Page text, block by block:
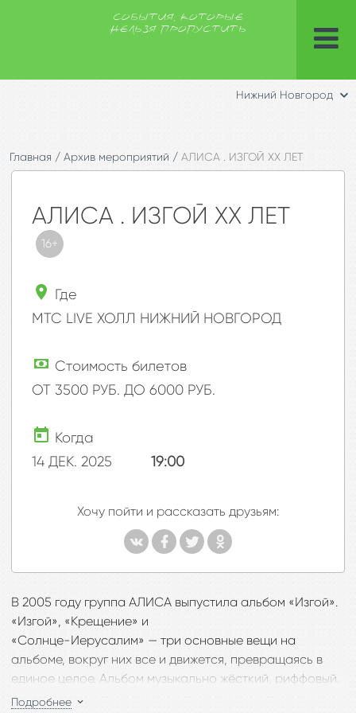
СОБЫТИЯ, КОТОРЫЕ
НЕЛЬЗЯ ПРОПУСТИТЬ
Нижний Новгород
Главная / Архив мероприятий / АЛИСА . ИЗГОЙ XX ЛЕТ
АЛИСА . ИЗГОЙ XX ЛЕТ
16+
Где
МТС LIVE ХОЛЛ НИЖНИЙ НОВГОРОД
Стоимость билетов
ОТ 3500 РУБ. ДО 6000 РУБ.
Когда
14 ДЕК. 2025
19:00
Хочу пойти и рассказать друзьям:
В 2005 году группа АЛИСА выпустила альбом «Изгой».
«Изгой», «Крещение» и
«Солнце-Иерусалим» — три основные вещи на
альбоме, вокруг них все и движется, превращаясь в
единое целое. Альбом музыкально жёсткий, риффовый.
Десять композиций. Часть из них после выпуска
Подробнее